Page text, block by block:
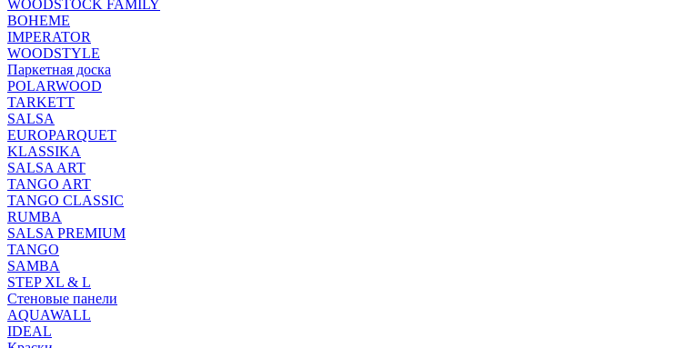
WOODSTOCK FAMILY
BOHEME
IMPERATOR
WOODSTYLE
Паркетная доска
POLARWOOD
TARKETT
SALSA
EUROPARQUET
KLASSIKA
SALSA ART
TANGO ART
TANGO CLASSIC
RUMBA
SALSA PREMIUM
TANGO
SAMBA
STEP XL & L
Стеновые панели
AQUAWALL
IDEAL